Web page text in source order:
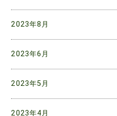
2023年8月
2023年6月
2023年5月
2023年4月